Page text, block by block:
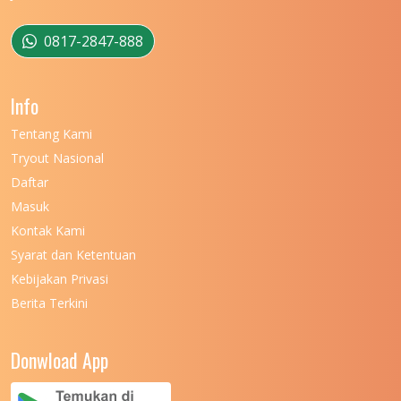
UNIVERSITAS MUSAMUS
UNIVERSITAS NEGERI KHAIRUN
UNIVERSITAS NEGERI MANADO
UNIVERSITAS NEGERI MEDAN
UNIVERSITAS NEGERI PADANG
UNIVERSITAS NUSA CENDANA
0817-2847-888
Info
Tentang Kami
Tryout Nasional
Daftar
Masuk
Kontak Kami
Syarat dan Ketentuan
Kebijakan Privasi
Berita Terkini
Donwload App